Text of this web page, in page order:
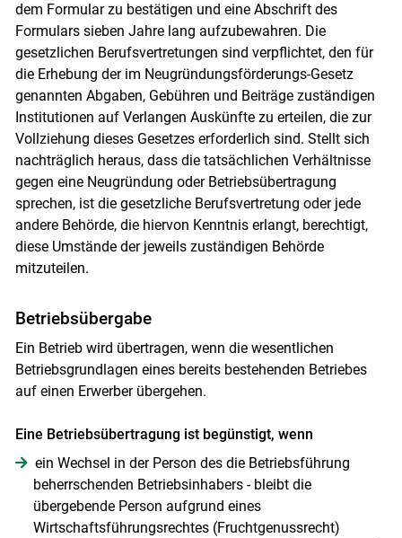
Skip to main content
dem Formular zu bestätigen und eine Abschrift des
Formulars sieben Jahre lang aufzubewahren. Die
gesetzlichen Berufsvertretungen sind verpflichtet, den für
die Erhebung der im Neugründungsförderungs-Gesetz
genannten Abgaben, Gebühren und Beiträge zuständigen
Institutionen auf Verlangen Auskünfte zu erteilen, die zur
Vollziehung dieses Gesetzes erforderlich sind. Stellt sich
nachträglich heraus, dass die tatsächlichen Verhältnisse
gegen eine Neugründung oder Betriebsübertragung
sprechen, ist die gesetzliche Berufsvertretung oder jede
andere Behörde, die hiervon Kenntnis erlangt, berechtigt,
diese Umstände der jeweils zuständigen Behörde
mitzuteilen.
Betriebsübergabe
Ein Betrieb wird übertragen, wenn die wesentlichen
Betriebsgrundlagen eines bereits bestehenden Betriebes
auf einen Erwerber übergehen.
Eine Betriebsübertragung ist begünstigt, wenn
ein Wechsel in der Person des die Betriebsführung
beherrschenden Betriebsinhabers - bleibt die
übergebende Person aufgrund eines
Wirtschaftsführungsrechtes (Fruchtgenussrecht)